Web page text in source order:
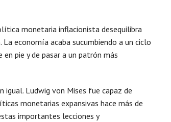
monetaria inflacionista desequilibra
economía acaba sucumbiendo a un ciclo
pie y de pasar a un patrón más
igual. Ludwig von Mises fue capaz de
monetarias expansivas hace más de
importantes lecciones y